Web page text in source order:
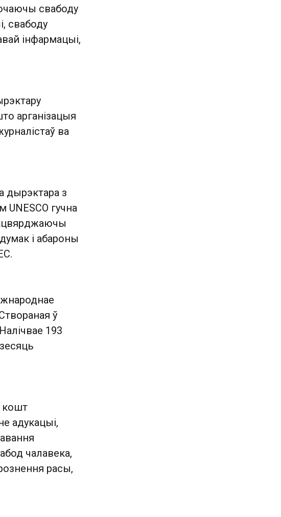
свабоду
свабоду
інфармацыі,
арганізацыя
ва
дырэктара з
гучна
і абароны
ў
193
кошт
адукацыі,
чалавека,
расы,